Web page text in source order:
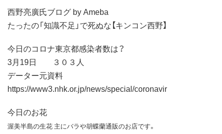
西野亮廣氏ブログ by Ameba
たったの「知識不足」で死ぬな【キンコン西野】
今日のコロナ東京都感染者数は？
3月19日 ３０３人
データー元資料
https://www3.nhk.or.jp/news/special/coronavir
今日のお花
渥美半島の生花 主にバラや胡蝶蘭通販のお店です。